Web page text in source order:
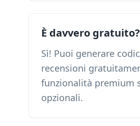
È davvero gratuito?
Sì! Puoi generare
recensioni
funzionalità premium
opzionali.